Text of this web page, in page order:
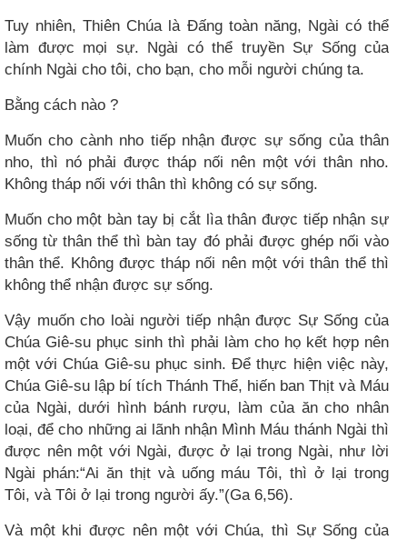
Tuy nhiên, Thiên Chúa là Đấng toàn năng, Ngài có thể
làm được mọi sự. Ngài có thể truyền Sự Sống của
chính Ngài cho tôi, cho bạn, cho mỗi người chúng ta.
Bằng cách nào ?
Muốn cho cành nho tiếp nhận được sự sống của thân
nho, thì nó phải được tháp nối nên một với thân nho.
Không tháp nối với thân thì không có sự sống.
Muốn cho một bàn tay bị cắt lìa thân được tiếp nhận sự
sống từ thân thể thì bàn tay đó phải được ghép nối vào
thân thể. Không được tháp nối nên một với thân thể thì
không thể nhận được sự sống.
Vậy muốn cho loài người tiếp nhận được Sự Sống của
Chúa Giê-su phục sinh thì phải làm cho họ kết hợp nên
một với Chúa Giê-su phục sinh. Để thực hiện việc này,
Chúa Giê-su lập bí tích Thánh Thể, hiến ban Thịt và Máu
của Ngài, dưới hình bánh rượu, làm của ăn cho nhân
loại, để cho những ai lãnh nhận Mình Máu thánh Ngài thì
được nên một với Ngài, được ở lại trong Ngài, như lời
Ngài phán:“Ai ăn thịt và uống máu Tôi, thì ở lại trong
Tôi, và Tôi ở lại trong người ấy.”(Ga 6,56).
Và một khi được nên một với Chúa, thì Sự Sống của